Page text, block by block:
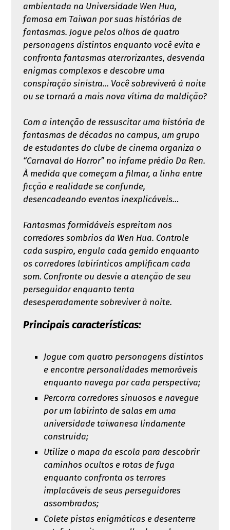
ambientada na Universidade Wen Hua,
famosa em Taiwan por suas histórias de
fantasmas. Jogue pelos olhos de quatro
personagens distintos enquanto você evita e
confronta fantasmas aterrorizantes, desvenda
enigmas complexos e descobre uma
conspiração sinistra... Você sobreviverá à noite
ou se tornará a mais nova vítima da maldição?
Com a intenção de ressuscitar uma história de
fantasmas de décadas no campus, um grupo
de estudantes do clube de cinema organiza o
“Carnaval do Horror” no infame prédio Da Ren.
À medida que começam a filmar, a linha entre
ficção e realidade se confunde,
desencadeando eventos inexplicáveis…
Fantasmas formidáveis espreitam nos
corredores sombrios da Wen Hua. Controle
cada suspiro, engula cada gemido enquanto
os corredores labirínticos amplificam cada
som. Confronte ou desvie a atenção de seu
perseguidor enquanto tenta
desesperadamente sobreviver à noite.
Principais características:
Jogue com quatro personagens distintos
e encontre personalidades memoráveis
enquanto navega por cada perspectiva;
Percorra corredores sinuosos e navegue
por um labirinto de salas em uma
universidade taiwanesa lindamente
construida;
Utilize o mapa da escola para descobrir
caminhos ocultos e rotas de fuga
enquanto confronta os terrores
implacáveis de seus perseguidores
assombrados;
Colete pistas enigmáticas e desenterre